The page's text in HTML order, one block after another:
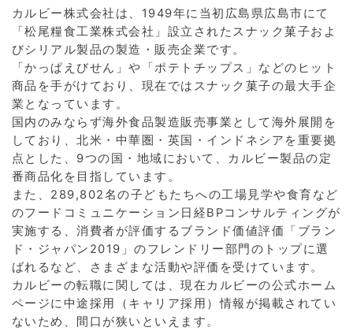
カルビー株式会社は、1949年に当初広島県広島市にて
「松尾糧食工業株式会社」設立されたスナック菓子およ
びシリアル製品の製造・販売企業です。
「かっぱえびせん」や「ポテトチップス」などのヒット
商品を手がけており、現在ではスナック菓子の最大手企
業となっています。
国内のみならず海外食品製造販売事業として海外展開を
しており、北米・中華圏・英国・インドネシアを重要拠
点とした、9つの国・地域において、カルビー製品の定
番商品化を目指しています。
また、289,802名の子どもたちへの工場見学や食育など
のフードコミュニケーション日経BPコンサルティングが
実施する、消費者が評価するブランド価値評価「ブラン
ド・ジャパン2019」のフレンドリー部門のトップに選
ばれるなど、さまざまな活動や評価を受けています。
カルビーの転職に関しては、現在カルビーの公式ホーム
ページに中途採用（キャリア採用）情報が掲載されてい
ないため、間口が狭いといえます。